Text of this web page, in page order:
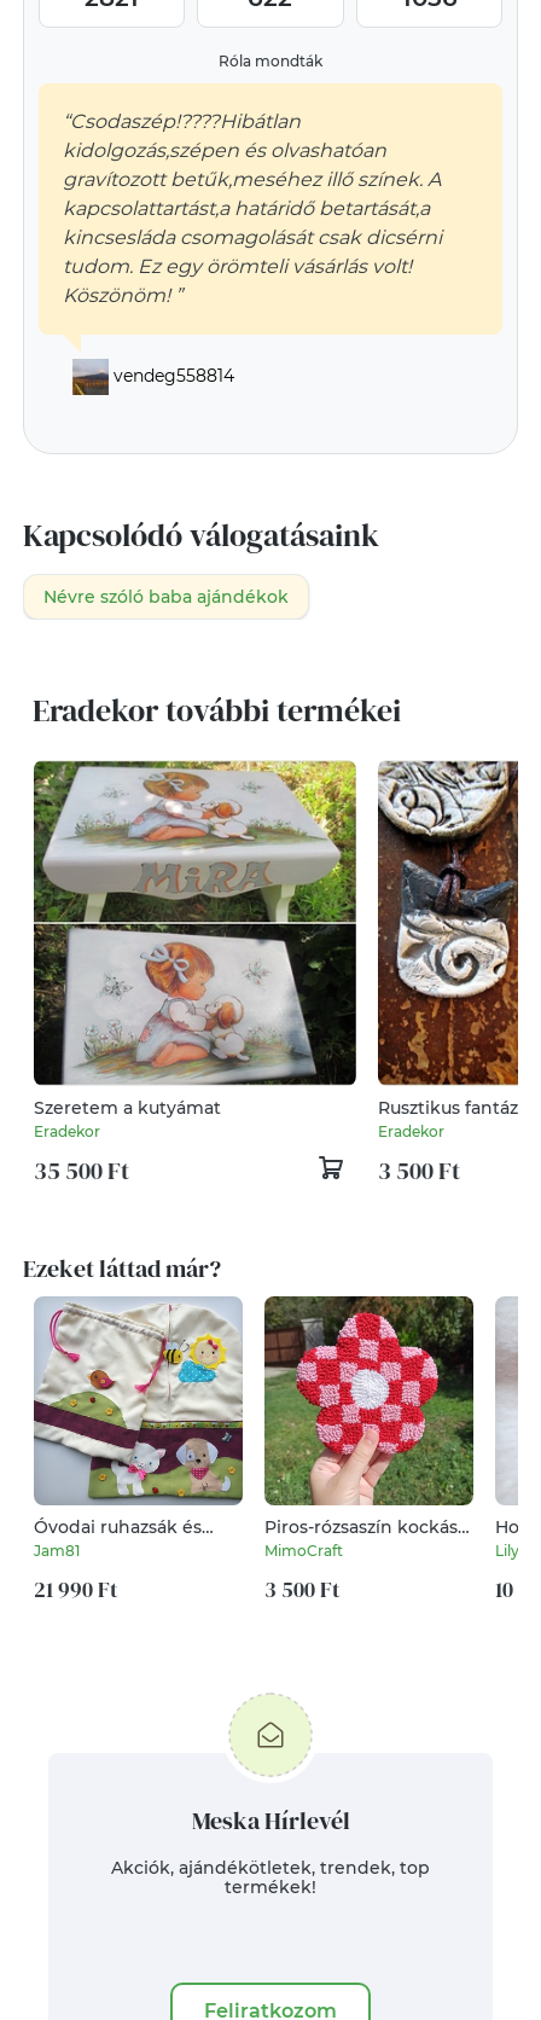
Róla mondták
“Csodaszép!????Hibátlan
kidolgozás,szépen és olvashatóan
gravítozott betűk,meséhez illő színek. A
kapcsolattartást,a határidő betartását,a
kincsesláda csomagolását csak dicsérni
tudom. Ez egy örömteli vásárlás volt!
Köszönöm! ”
vendeg558814
Kapcsolódó válogatásaink
Névre szóló baba ajándékok
Eradekor további termékei
Szeretem a kutyámat
Eradekor
35 500 Ft
Rusztikus fantázia
Eradekor
3 500 Ft
Ezeket láttad már?
Óvodai ruhazsák és
tornazsák szett cuki
kismadárral,
pillangókkal -
Jam81
21 990 Ft
Piros-rózsaszín kockás
virág poháralátét
MimoCraft
3 500 Ft
Lilys
10
Meska Hírlevél
Akciók, ajándékötletek, trendek, top
termékek!
Feliratkozom